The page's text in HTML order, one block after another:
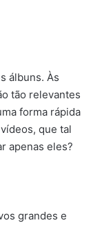
álbuns. Às
tão relevantes
forma rápida
que tal
apenas eles?
grandes e